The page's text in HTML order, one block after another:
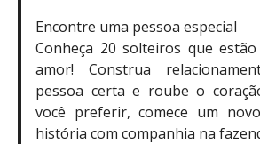
Encontre uma pessoa especial
Conheça 20 solteiros que
amor! Construa
pessoa certa e roube o
você preferir, comece um
história com companhia na